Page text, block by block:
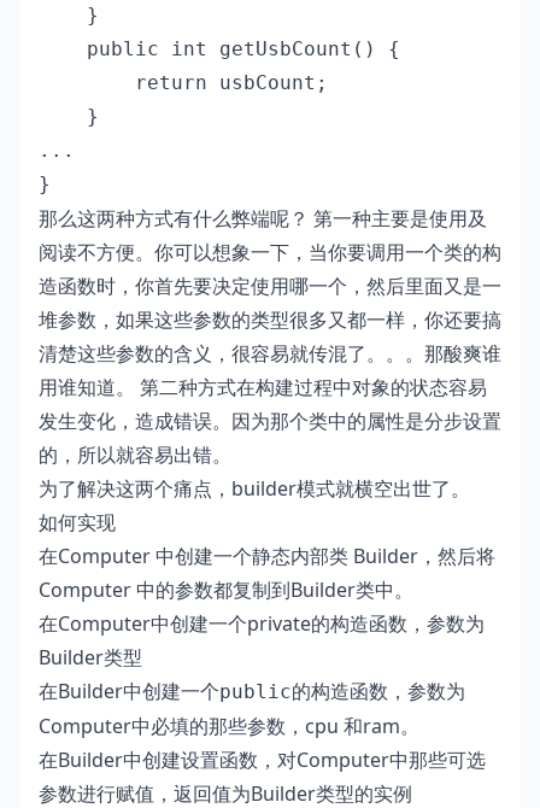
    }
    public int getUsbCount() {
        return usbCount;
    }
...
}
那么这两种方式有什么弊端呢？ 第一种主要是使用及
阅读不方便。你可以想象一下，当你要调用一个类的构
造函数时，你首先要决定使用哪一个，然后里面又是一
堆参数，如果这些参数的类型很多又都一样，你还要搞
清楚这些参数的含义，很容易就传混了。。。那酸爽谁
用谁知道。 第二种方式在构建过程中对象的状态容易
发生变化，造成错误。因为那个类中的属性是分步设置
的，所以就容易出错。
为了解决这两个痛点，builder模式就横空出世了。
如何实现
在Computer 中创建一个静态内部类 Builder，然后将
Computer 中的参数都复制到Builder类中。
在Computer中创建一个private的构造函数，参数为
Builder类型
在Builder中创建一个public的构造函数，参数为
Computer中必填的那些参数，cpu 和ram。
在Builder中创建设置函数，对Computer中那些可选
参数进行赋值，返回值为Builder类型的实例